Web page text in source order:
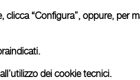
clicca “Configura”, oppure, per
dei cookie tecnici.